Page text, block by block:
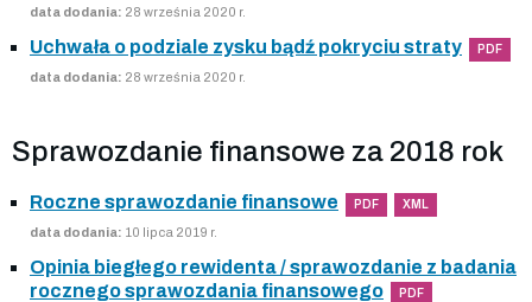
data dodania: 28 września 2020 r.
Uchwała o podziale zysku bądź pokryciu straty PDF
data dodania: 28 września 2020 r.
Sprawozdanie finansowe za 2018 rok
Roczne sprawozdanie finansowe PDF XML
data dodania: 10 lipca 2019 r.
Opinia biegłego rewidenta / sprawozdanie z badania
rocznego sprawozdania finansowego
PDF